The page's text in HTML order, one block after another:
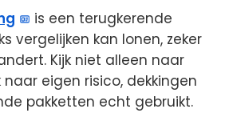
is een terugkerende
vergelijken kan lonen, zeker
Kijk niet alleen naar
eigen risico, dekkingen
pakketten echt gebruikt.